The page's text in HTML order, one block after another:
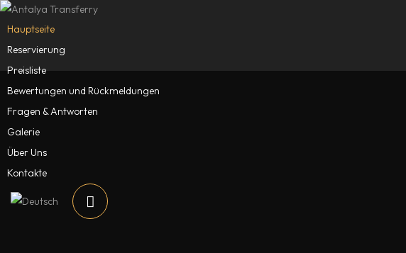
Hauptseite
Reservierung
Preisliste
Bewertungen und Rückmeldungen
Fragen & Antworten
Galerie
Über Uns
Kontakte